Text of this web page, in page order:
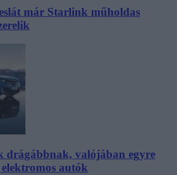
már Starlink műholdas
drágábbnak, valójában egyre
autók